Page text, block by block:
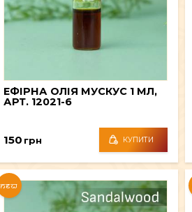
ЕФІРНА ОЛІЯ МУСКУС 1 МЛ,
АРТ. 12021-6
150 грн КУПИТИ
NEW